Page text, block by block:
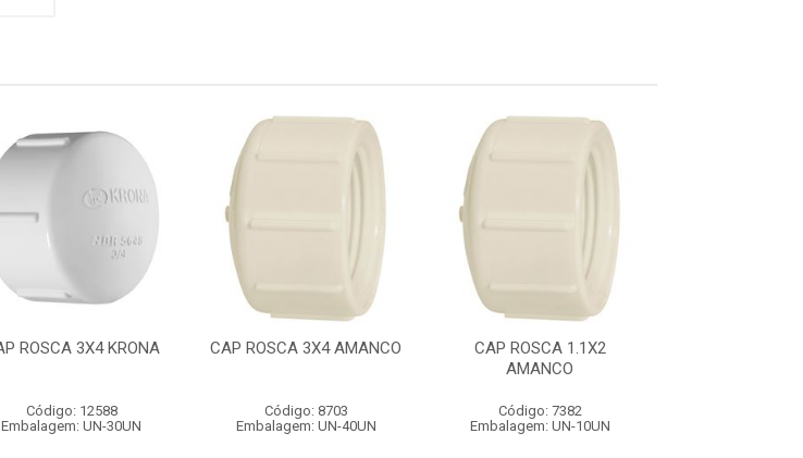
ROSCA 3X4 KRONA
Código: 12588
Embalagem: UN-30UN
CAP ROSCA 3X4 AMANCO
Código: 8703
Embalagem: UN-40UN
CAP ROSCA 1.1X2
AMANCO
Código: 7382
Embalagem: UN-10UN